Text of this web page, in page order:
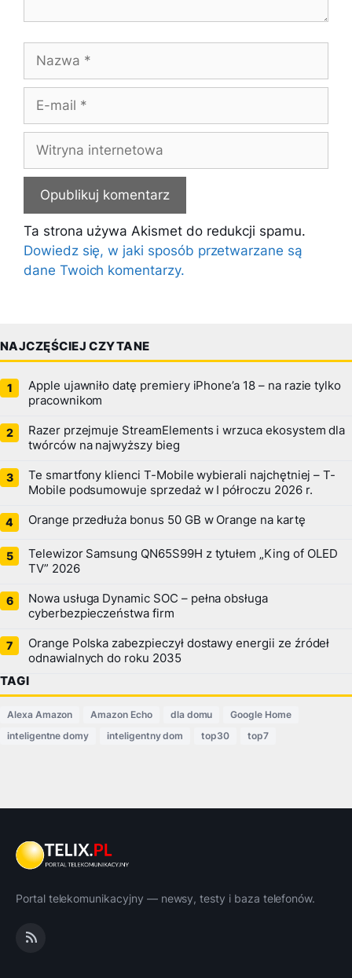
mail
internetowa
Ta strona używa Akismet do redukcji spamu.
Dowiedz się, w jaki sposób przetwarzane są
dane Twoich komentarzy.
NAJCZĘŚCIEJ CZYTANE
Apple ujawniło datę premiery iPhone’a 18 – na razie tylko
pracownikom
Razer przejmuje StreamElements i wrzuca ekosystem dla
twórców na najwyższy bieg
Te smartfony klienci T-Mobile wybierali najchętniej – T-
Mobile podsumowuje sprzedaż w I półroczu 2026 r.
Orange przedłuża bonus 50 GB w Orange na kartę
Telewizor Samsung QN65S99H z tytułem „King of OLED
TV” 2026
Nowa usługa Dynamic SOC – pełna obsługa
cyberbezpieczeństwa firm
Orange Polska zabezpieczył dostawy energii ze źródeł
odnawialnych do roku 2035
TAGI
Alexa Amazon Amazon Echo dla domu
Google Home
inteligentne domy
inteligentny dom top30 top7
Portal telekomunikacyjny — newsy, testy i baza telefonów.